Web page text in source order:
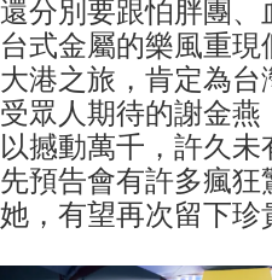
還分別要跟怕胖團
台式金屬的樂風重
大港之旅，肯定為
受眾人期待的謝金
以撼動萬千，許久
先預告會有許多瘋
她，有望再次留下珍